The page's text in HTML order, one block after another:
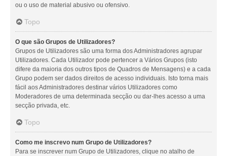
ou o uso de material abusivo ou ofensivo.
Topo
O que são Grupos de Utilizadores?
Grupos de Utilizadores são uma forma dos Administradores agrupar
Utilizadores. Cada Utilizador pode pertencer a Vários Grupos (isto
difere da maioria dos outros tipos de Quadros de Mensagens) e a cada
Grupo podem ser dados direitos de acesso individuais. Isto torna mais
fácil aos Administradores destinar vários Utilizadores como
Moderadores de uma determinada secção ou dar-lhes acesso a uma
secção privada, etc.
Topo
Como me inscrevo num Grupo de Utilizadores?
Para se inscrever num Grupo de Utilizadores, clique no atalho de